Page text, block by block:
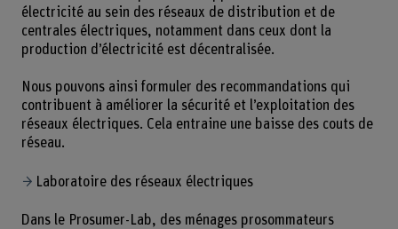
électricité au sein des réseaux de distribution et de
centrales électriques, notamment dans ceux dont la
production d’électricité est décentralisée.
Nous pouvons ainsi formuler des recommandations qui
contribuent à améliorer la sécurité et l’exploitation des
réseaux électriques. Cela entraine une baisse des couts de
réseau.
Laboratoire des réseaux électriques
Dans le Prosumer-Lab, des ménages prosommateurs